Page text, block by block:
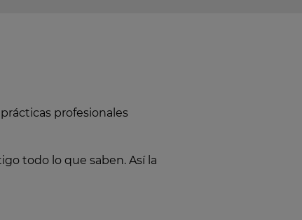
profesionales
todo lo que saben. Así la